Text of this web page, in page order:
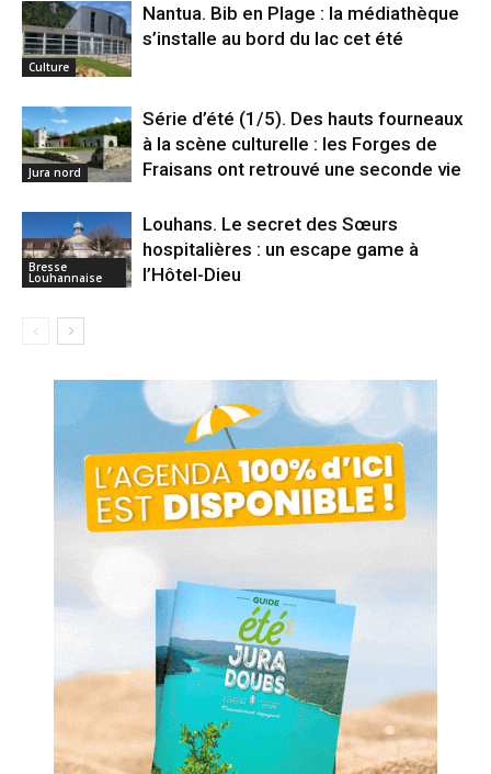
Culture
Nantua. Bib en Plage : la médiathèque
s’installe au bord du lac cet été
Jura nord
Série d’été (1/5). Des hauts fourneaux
à la scène culturelle : les Forges de
Fraisans ont retrouvé une seconde vie
Bresse
Louhannaise
Louhans. Le secret des Sœurs
hospitalières : un escape game à
l’Hôtel-Dieu